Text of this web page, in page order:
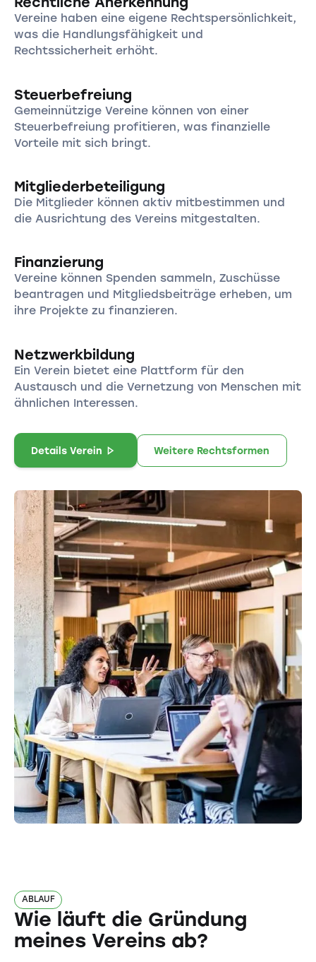
Vereine haben eine eigene Rechtspersönlichkeit,
was die Handlungsfähigkeit und
Rechtssicherheit erhöht.
Steuerbefreiung
Gemeinnützige Vereine können von einer
Steuerbefreiung profitieren, was finanzielle
Vorteile mit sich bringt.
Mitgliederbeteiligung
Die Mitglieder können aktiv mitbestimmen und
die Ausrichtung des Vereins mitgestalten.
Finanzierung
Vereine können Spenden sammeln, Zuschüsse
beantragen und Mitgliedsbeiträge erheben, um
ihre Projekte zu finanzieren.
Netzwerkbildung
Ein Verein bietet eine Plattform für den
Austausch und die Vernetzung von Menschen mit
ähnlichen Interessen.
Details Verein Weitere Rechtsformen
ABLAUF
Wie läuft die Gründung
meines Vereins ab?